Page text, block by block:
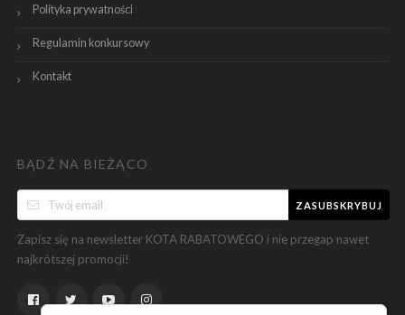
Polityka prywatności
Regulamin konkursowy
Kontakt
BĄDŹ NA BIEŻĄCO
ZASUBSKRYBUJ
Zapisz się na newsletter KOTA RABATOWEGO i nie przegap nawet
najkrótszej promocji!